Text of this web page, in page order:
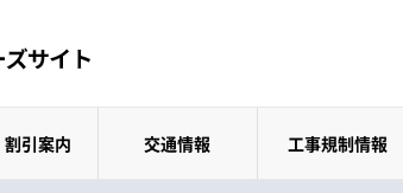
割引案内 交通情報 工事規制情報